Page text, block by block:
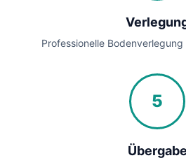
Professionelle
5
Übergabe